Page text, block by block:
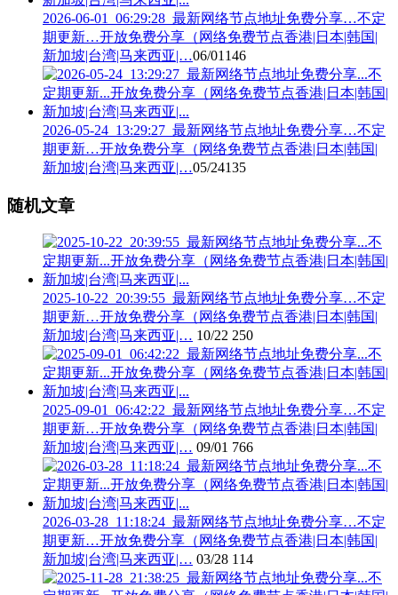
2026-06-01_06:29:28_最新网络节点地址免费分享…不定
期更新…开放免费分享（网络免费节点香港|日本|韩国|
新加坡|台湾|马来西亚|…06/01 146
2026-05-24_13:29:27_最新网络节点地址免费分享…不定
期更新…开放免费分享（网络免费节点香港|日本|韩国|
新加坡|台湾|马来西亚|…05/24135
随机文章
2025-10-22_20:39:55_最新网络节点地址免费分享…不定
期更新…开放免费分享（网络免费节点香港|日本|韩国|
新加坡|台湾|马来西亚|… 10/22 250
2025-09-01_06:42:22_最新网络节点地址免费分享…不定
期更新…开放免费分享（网络免费节点香港|日本|韩国|
新加坡|台湾|马来西亚|… 09/01 766
2026-03-28_11:18:24_最新网络节点地址免费分享…不定
期更新…开放免费分享（网络免费节点香港|日本|韩国|
新加坡|台湾|马来西亚|… 03/28 114